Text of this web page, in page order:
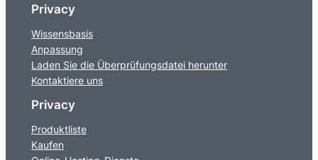
Privacy
Wissensbasis
Anpassung
Laden Sie die Überprüfungsdatei herunter
Kontaktiere uns
Privacy
Produktliste
Kaufen